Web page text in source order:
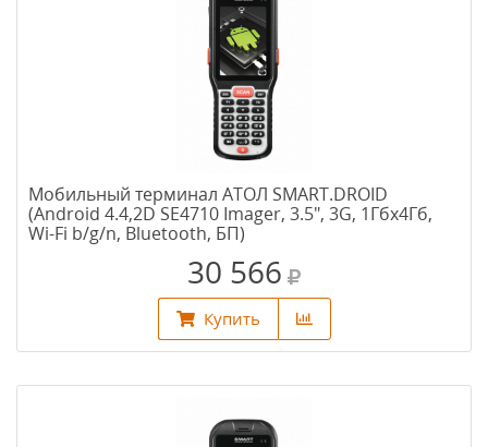
Мобильный терминал АТОЛ SMART.DROID
(Android 4.4,2D SE4710 Imager, 3.5", 3G, 1Гбх4Гб,
Wi-Fi b/g/n, Bluetooth, БП)
30 566
Купить